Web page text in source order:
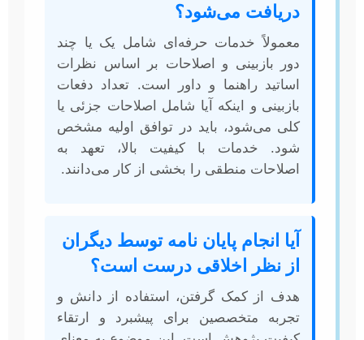
دریافت می‌شود؟
معمولاً خدمات حرفه‌ای شامل یک یا چند
دور بازبینی و اصلاحات بر اساس نظرات
اساتید راهنما و داور است. تعداد دفعات
بازبینی و اینکه آیا شامل اصلاحات جزئی یا
کلی می‌شود، باید در توافق اولیه مشخص
شود. خدمات با کیفیت بالا، تعهد به
اصلاحات منطقی را بخشی از کار می‌دانند.
آیا انجام پایان نامه توسط دیگران
از نظر اخلاقی درست است؟
هدف از کمک گرفتن، استفاده از دانش و
تجربه متخصصین برای پیشبرد و ارتقاء